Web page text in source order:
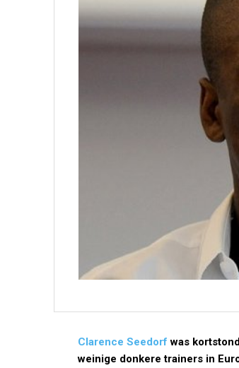
Clarence Seedorf was
weinige donkere trainers in